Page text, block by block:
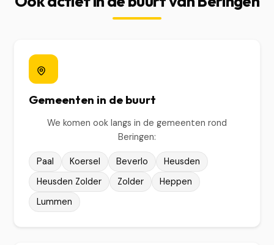
Gemeenten in de buurt
We komen ook langs in de gemeenten rond
Beringen:
Paal Koersel Beverlo
Heusden
Heusden Zolder
Zolder
Heppen
Lummen